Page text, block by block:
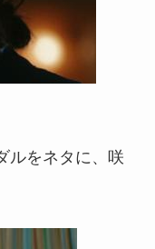
ルをネタに、咲